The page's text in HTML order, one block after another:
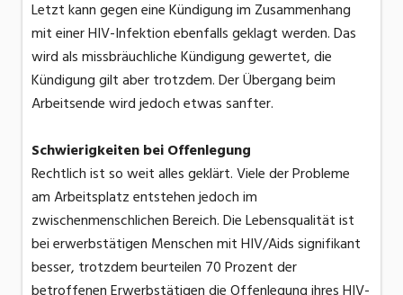
Letzt kann gegen eine Kündigung im Zusammenhang
mit einer HIV-Infektion ebenfalls geklagt werden. Das
wird als missbräuchliche Kündigung gewertet, die
Kündigung gilt aber trotzdem. Der Übergang beim
Arbeitsende wird jedoch etwas sanfter.
Schwierigkeiten bei Offenlegung
Rechtlich ist so weit alles geklärt. Viele der Probleme
am Arbeitsplatz entstehen jedoch im
zwischenmenschlichen Bereich. Die Lebensqualität ist
bei erwerbstätigen Menschen mit HIV/Aids signifikant
besser, trotzdem beurteilen 70 Prozent der